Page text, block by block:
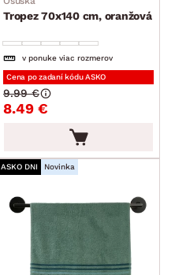
Tropez 70x140 cm, oranžová
v ponuke viac rozmerov
Cena po zadaní kódu ASKO
8.49 €
9.99 €
ASKO DNI Novinka